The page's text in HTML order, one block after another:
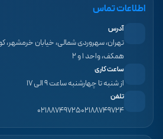
اطلاعات تماس
آدرس
همکف، واحد ۱ و ۲
ساعت کاری
از شنبه تا چهارشنبه ساعت ۹ الی ۱۷
تلفن
۰۲۱۸۸۷۴۹۷۲۴۰۲۱۸۸۷۴۹۷۲۵